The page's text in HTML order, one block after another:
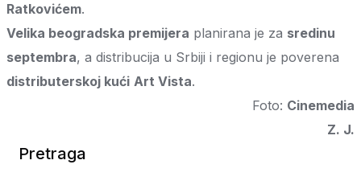
Ratkovićem.
Velika beogradska premijera planirana je za sredinu
septembra, a distribucija u Srbiji i regionu je poverena
distributerskoj kući Art Vista.
Foto: Cinemedia
Z. J.
Pretraga